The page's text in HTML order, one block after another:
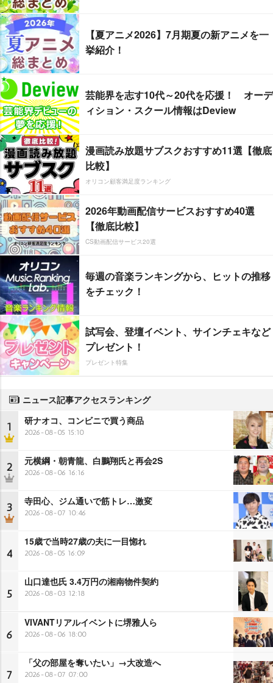
【夏アニメ2026】7月期夏の新アニメを一
挙紹介！
芸能界を志す10代～20代を応援！ オーデ
ィション・スクール情報はDeview
漫画読み放題サブスクおすすめ11選【徹底
比較】
オリコン顧客満足度ランキング
2026年動画配信サービスおすすめ40選
【徹底比較】
CS動画配信サービス20選
毎週の音楽ランキングから、ヒットの推移
をチェック！
試写会、登壇イベント、サインチェキなど
プレゼント！
プレゼント特集
ニュース記事アクセスランキング
1 研ナオコ、コンビニで買う商品
2026-08-05 15:10
2 元横綱・朝青龍、白鵬翔氏と再会2S
2026-08-06 16:16
3 寺田心、ジム通いで筋トレ…激変
2026-08-07 10:46
4
15歳で当時27歳の夫に一目惚れ
2026-08-05 16:09
5
山口達也氏 3.4万円の湘南物件契約
2026-08-03 12:18
6
VIVANTリアルイベントに堺雅人ら
2026-08-06 18:00
7
「父の部屋を奪いたい」→大改造へ
2026-08-07 07:00